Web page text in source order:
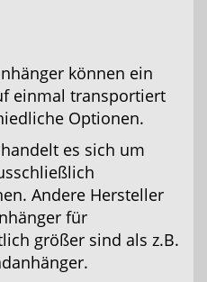
können ein
einmal transportiert
Optionen.
es sich um
Andere Hersteller
für
größer sind als z.B.